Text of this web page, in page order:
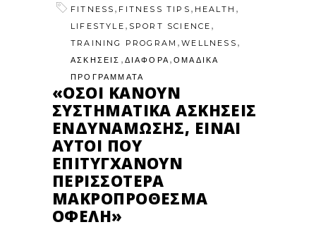
FITNESS , FITNESS TIPS , HEALTH ,
LIFESTYLE , SPORT SCIENCE ,
TRAINING PROGRAM ,WELLNESS ,
ΑΣΚΗΣΕΙΣ , ΔΙΑΦΟΡΑ ,ΟΜΑΔΙΚΑ
ΠΡΟΓΡΑΜΜΑΤΑ
«ΌΣΟΙ ΚΆΝΟΥΝ
ΣΥΣΤΗΜΑΤΙΚΆ ΑΣΚΉΣΕΙΣ
ΕΝΔΥΝΆΜΩΣΗΣ, ΕΊΝΑΙ
ΑΥΤΟΊ ΠΟΥ
ΕΠΙΤΥΓΧΆΝΟΥΝ
ΠΕΡΙΣΣΌΤΕΡΑ
ΜΑΚΡΟΠΡΌΘΕΣΜΑ
ΟΦΈΛΗ»